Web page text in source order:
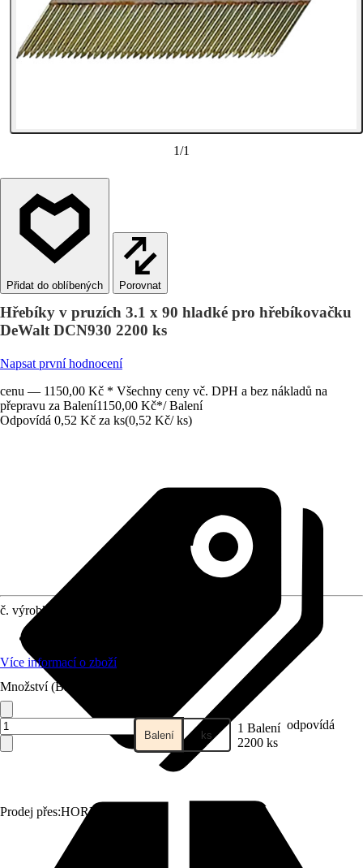
1/1
Porovnat
Hřebíky v pruzích 3.1 x 90 hladké pro hřebíkovačku
DeWalt DCN930 2200 ks
Napsat první hodnocení
cenu — 1150,00 Kč * Všechny ceny vč. DPH a bez nákladů na
přepravu za Balení1150,00 Kč*/ Balení
Odpovídá 0,52 Kč za ks(0,52 Kč/ ks)
Prodej přes:HORNBACH
č. výrobku
Více informací o zboží
Množství (Balení)
Balení ks 1 Balení odpovídá
2200 ks